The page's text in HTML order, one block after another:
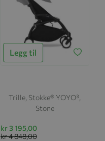
Legg til
Trille, Stokke® YOYO³,
Stone
kr 3 195,00
kr 4 848,00